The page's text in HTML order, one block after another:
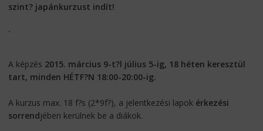
szint? japánkurzust indít!
.
A képzés 2015. március 9-t?l július 5-ig, 18 héten keresztül
tart, minden HÉTF?N 18:00-20:00-ig.
A kurzus max. 18 f?s (2*9f?), a jelentkezési lapokérkezési
sorrendjében kerülnek be a diákok.